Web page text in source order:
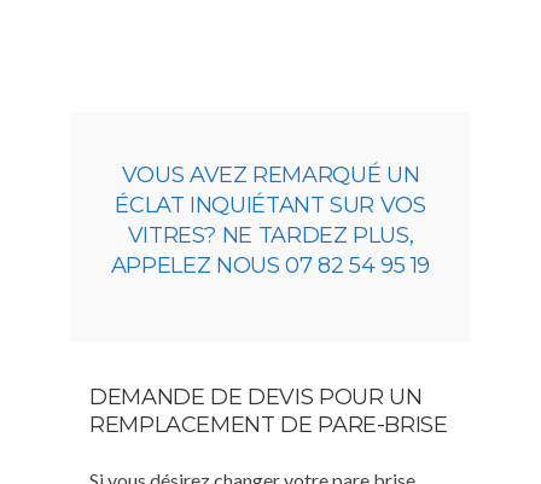
VOUS AVEZ REMARQUÉ UN
ÉCLAT INQUIÉTANT SUR VOS
VITRES? NE TARDEZ PLUS,
APPELEZ NOUS 07 82 54 95 19
DEMANDE DE DEVIS POUR UN
REMPLACEMENT DE PARE-BRISE